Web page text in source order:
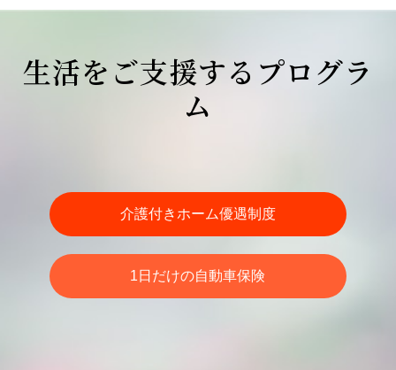
生活をご支援するプログラ
ム
介護付きホーム優遇制度
1日だけの自動車保険